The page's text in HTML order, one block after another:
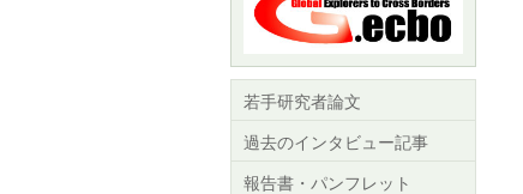
若手研究者論文
過去のインタビュー記事
報告書・パンフレット